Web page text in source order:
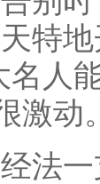
特
名人
激动。
一